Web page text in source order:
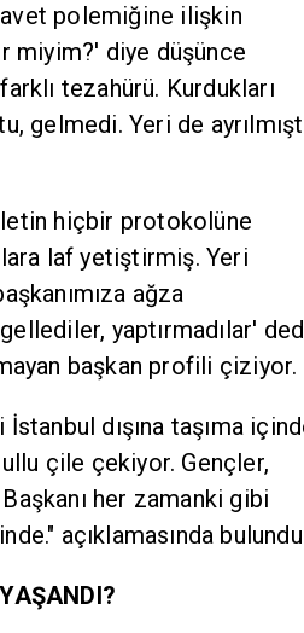
polemiğine ilişkin
miyim?' diye düşünce
tezahürü. Kurdukları
gelmedi. Yeri de
hiçbir protokolüne
laf yetiştirmiş. Yeri
ağza
yaptırmadılar'
başkan profili çiziyor.
dışına taşıma
çile çekiyor. Gençler,
her zamanki gibi
açıklamasında